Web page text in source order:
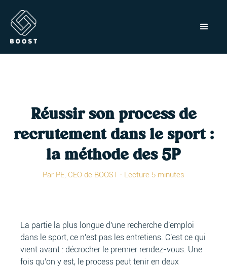
Réussir son process de
recrutement dans le sport :
la méthode des 5P
Par PE, CEO de BOOST · Lecture 5 minutes
La partie la plus longue d'une recherche d'emploi
dans le sport, ce n'est pas les entretiens. C'est ce qui
vient avant : décrocher le premier rendez-vous. Une
fois qu'on y est, le process peut tenir en deux